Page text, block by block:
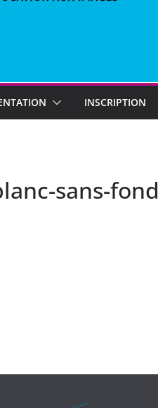
INSCRIPTION
sans-fond